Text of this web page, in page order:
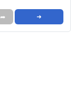
➦ ➜